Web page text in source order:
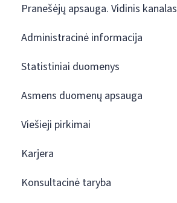
Pranešėjų apsauga. Vidinis kanalas
Administracinė informacija
Statistiniai duomenys
Asmens duomenų apsauga
Viešieji pirkimai
Karjera
Konsultacinė taryba